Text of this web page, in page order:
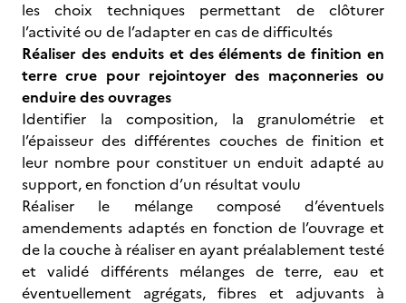
les choix techniques permettant de clôturer
l’activité ou de l’adapter en cas de difficultés
Réaliser des enduits et des éléments de finition en
terre crue pour rejointoyer des maçonneries ou
enduire des ouvrages
Identifier la composition, la granulométrie et
l’épaisseur des différentes couches de finition et
leur nombre pour constituer un enduit adapté au
support, en fonction d’un résultat voulu
Réaliser le mélange composé d’éventuels
amendements adaptés en fonction de l’ouvrage et
de la couche à réaliser en ayant préalablement testé
et validé différents mélanges de terre, eau et
éventuellement agrégats, fibres et adjuvants à